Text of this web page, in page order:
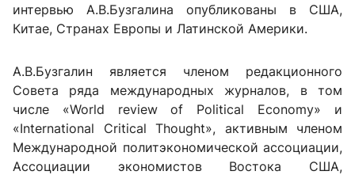
интервью А.В.Бузгалина опубликованы в США,
Китае, Странах Европы и Латинской Америки.
А.В.Бузгалин является членом редакционного
Совета ряда международных журналов, в том
числе «World review of Political Economy» и
«International Critical Thought», активным членом
Международной политэкономической ассоциации,
Ассоциации экономистов Востока США,